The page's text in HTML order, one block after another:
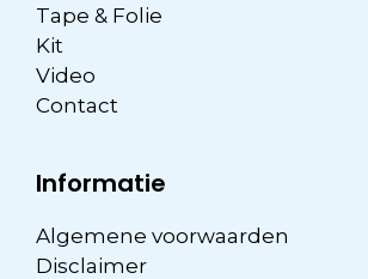
Tape & Folie
Kit
Video
Contact
Informatie
Algemene voorwaarden
Disclaimer